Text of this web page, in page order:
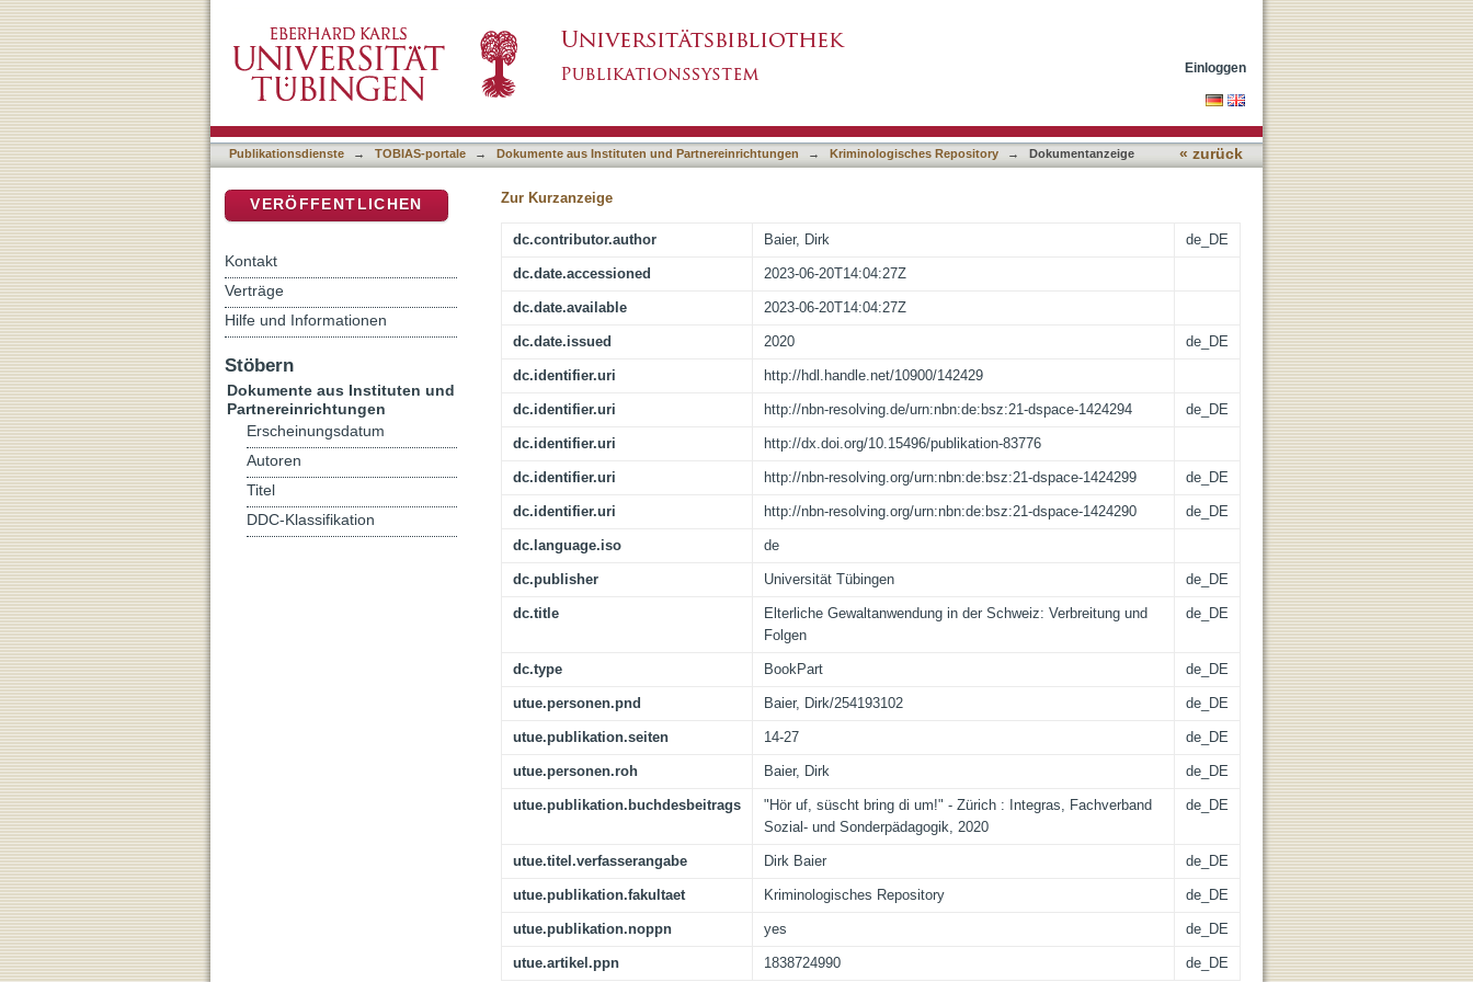
Einloggen
Publikationsdienste → TOBIAS-portale → Dokumente aus Instituten und Partnereinrichtungen → Kriminologisches Repository → Dokumentanzeige « zurück
Zur Kurzanzeige
dc.contributor.author Baier, Dirk de_DE
dc.date.accessioned 2023-06-20T14:04:27Z
dc.date.available 2023-06-20T14:04:27Z
dc.date.issued 2020 de_DE
dc.identifier.uri http://hdl.handle.net/10900/142429
dc.identifier.uri http://nbn-resolving.de/urn:nbn:de:bsz:21-dspace-1424294 de_DE
dc.identifier.uri http://dx.doi.org/10.15496/publikation-83776
dc.identifier.uri http://nbn-resolving.org/urn:nbn:de:bsz:21-dspace-1424299 de_DE
dc.identifier.uri http://nbn-resolving.org/urn:nbn:de:bsz:21-dspace-1424290 de_DE
dc.language.iso de
dc.publisher Universität Tübingen de_DE
dc.title
Elterliche Gewaltanwendung in der Schweiz: Verbreitung und
Folgen
de_DE
dc.type BookPart de_DE
utue.personen.pnd Baier, Dirk/254193102 de_DE
utue.publikation.seiten 14-27 de_DE
utue.personen.roh Baier, Dirk de_DE
utue.publikation.buchdesbeitrags
"Hör uf, süscht bring di um!" - Zürich : Integras, Fachverband
Sozial- und Sonderpädagogik, 2020
de_DE
utue.titel.verfasserangabe Dirk Baier de_DE
utue.publikation.fakultaet Kriminologisches Repository de_DE
utue.publikation.noppn yes de_DE
utue.artikel.ppn 1838724990 de_DE
VERÖFFENTLICHEN
Kontakt
Verträge
Hilfe und Informationen
Stöbern
Dokumente aus Instituten und
Partnereinrichtungen
Erscheinungsdatum
Autoren
Titel
DDC-Klassifikation